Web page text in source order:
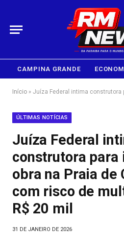
CAMPINA GRANDE
Início » Juíza Federal intima construtora para interromper obra na
ÚLTIMAS NOTÍCIAS
Juíza Federal
construtora
obra na Praia de
com risco de
R$ 20 mil
31 DE JANEIRO DE 2026